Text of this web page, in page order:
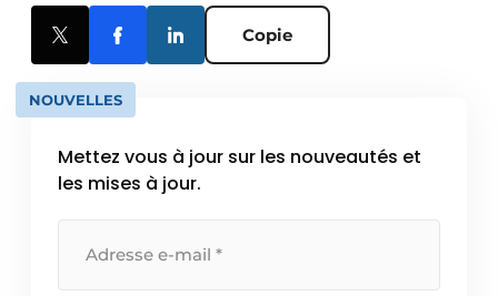
Copie
NOUVELLES
Mettez vous à jour sur les nouveautés et
les mises à jour.